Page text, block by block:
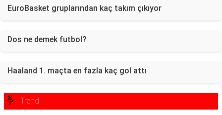
EuroBasket gruplarından kaç takım çıkıyor
Dos ne demek futbol?
Haaland 1. maçta en fazla kaç gol attı
Trend